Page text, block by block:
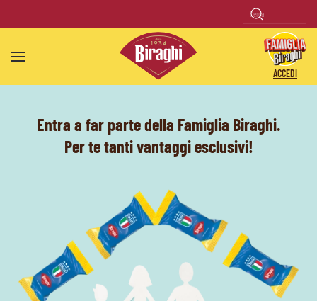
Skip to main content
ACCEDI
Entra a far parte della Famiglia Biraghi.
Per te tanti vantaggi esclusivi!